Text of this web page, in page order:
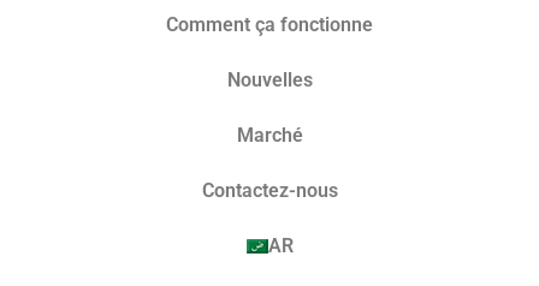
Comment ça fonctionne
Nouvelles
Marché​
Contactez-nous
AR